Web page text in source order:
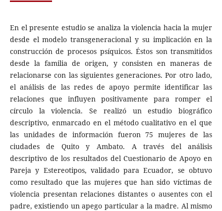
En el presente estudio se analiza la violencia hacia la mujer
desde el modelo transgeneracional y su implicación en la
construcción de procesos psíquicos. Éstos son transmitidos
desde la familia de origen, y consisten en maneras de
relacionarse con las siguientes generaciones. Por otro lado,
el análisis de las redes de apoyo permite identificar las
relaciones que influyen positivamente para romper el
círculo la violencia. Se realizó un estudio biográfico
descriptivo, enmarcado en el método cualitativo en el que
las unidades de información fueron 75 mujeres de las
ciudades de Quito y Ambato. A través del análisis
descriptivo de los resultados del Cuestionario de Apoyo en
Pareja y Estereotipos, validado para Ecuador, se obtuvo
como resultado que las mujeres que han sido víctimas de
violencia presentan relaciones distantes o ausentes con el
padre, existiendo un apego particular a la madre. Al mismo